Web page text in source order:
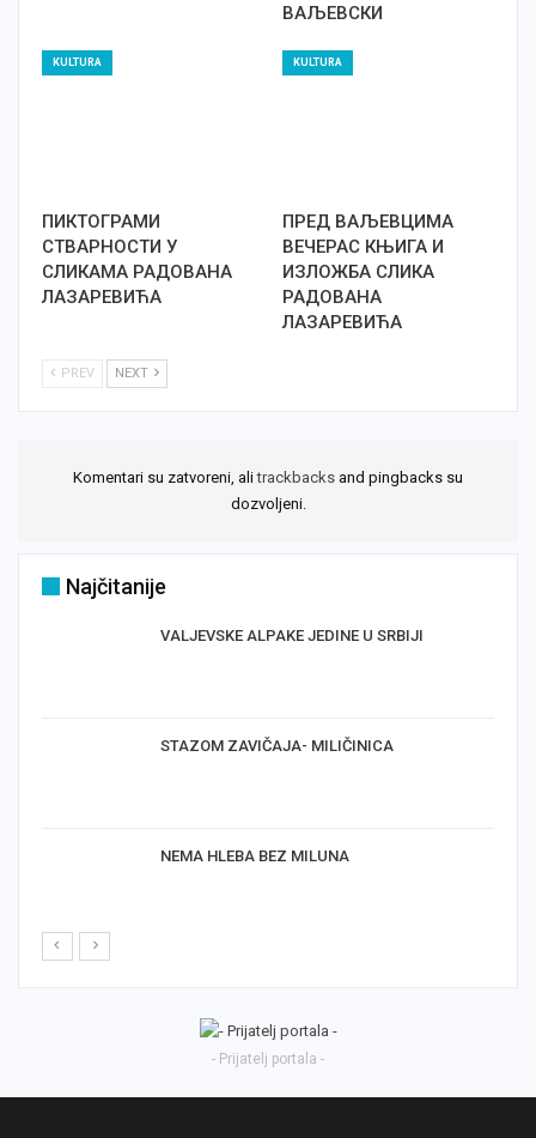
ВАЉЕВСКИ
KULTURA
ПИКТОГРАМИ
СТВАРНОСТИ У
СЛИКАМА РАДОВАНА
ЛАЗАРЕВИЋА
KULTURA
ПРЕД ВАЉЕВЦИМА
ВЕЧЕРАС КЊИГА И
ИЗЛОЖБА СЛИКА
РАДОВАНА
ЛАЗАРЕВИЋА
PREV NEXT
Komentari su zatvoreni, alitrackbacks and pingbacks su
dozvoljeni.
Najčitanije
VALJEVSKE ALPAKE JEDINE U SRBIJI
STAZOM ZAVIČAJA- MILIČINICA
NEMA HLEBA BEZ MILUNA
- Prijatelj portala -